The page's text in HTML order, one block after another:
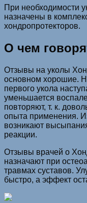
При необходимости
назначены в
хондропротекторов.
О чем
Отзывы на уколы
основном хорошие.
первого укола
уменьшается
повторяют, т. к.
опыта применения.
возникают
реакции.
Отзывы врачей о
назначают при
травмах суставов.
быстро, а эффект